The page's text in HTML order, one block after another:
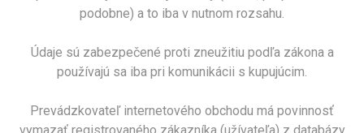
podobne) a to iba v nutnom rozsahu.
Údaje sú zabezpečené proti zneužitiu podľa zákona a
používajú sa iba pri komunikácii s kupujúcim.
Prevádzkovateľ internetového obchodu má povinnosť